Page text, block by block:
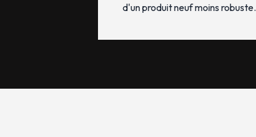
d'un produit neuf moins robuste.